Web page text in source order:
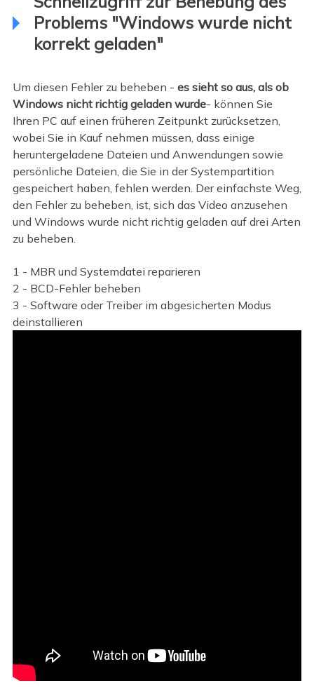
Problems "Windows wurde nicht
korrekt geladen"
Um diesen Fehler zu beheben - es sieht so aus, als ob
Windows nicht richtig geladen wurde- können Sie
Ihren PC auf einen früheren Zeitpunkt zurücksetzen,
wobei Sie in Kauf nehmen müssen, dass einige
heruntergeladene Dateien und Anwendungen sowie
persönliche Dateien, die Sie in der Systempartition
gespeichert haben, fehlen werden. Der einfachste Weg,
den Fehler zu beheben, ist, sich das Video anzusehen
und Windows wurde nicht richtig geladen auf drei Arten
zu beheben.
1 - MBR und Systemdatei reparieren
2 - BCD-Fehler beheben
3 - Software oder Treiber im abgesicherten Modus
deinstallieren